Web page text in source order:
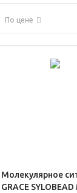
По цене
Молекулярное
GRACE SYLOBEAD